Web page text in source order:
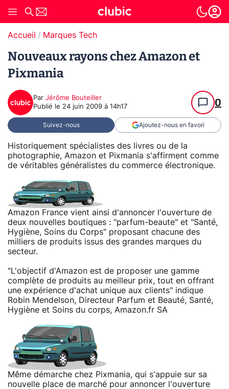
Accueil Marques Tech
Nouveaux rayons chez Amazon et
Pixmania
Par Jérôme Bouteiller
Publié le 24 juin 2009 à 14h17 0
Suivez-nous Ajoutez-nous en favori
Historiquement spécialistes des livres ou de la
photographie, Amazon et Pixmania s'affirment comme
de véritables généralistes du commerce électronique.
Amazon France vient ainsi d'annoncer l'ouverture de
deux nouvelles boutiques : "parfum-beaute" et "Santé,
Hygiène, Soins du Corps" proposant chacune des
milliers de produits issus des grandes marques du
secteur.
"L'objectif d'Amazon est de proposer une gamme
complète de produits au meilleur prix, tout en offrant
une expérience d'achat unique aux clients" indique
Robin Mendelson, Directeur Parfum et Beauté, Santé,
Hygiène et Soins du corps, Amazon.fr SA
Même démarche chez Pixmania, qui s'appuie sur sa
nouvelle place de marché pour annoncer l'ouverture